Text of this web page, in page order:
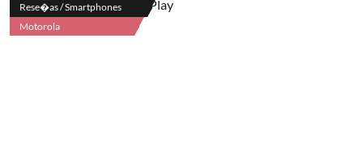
Rese�as / Smartphones
Motorola